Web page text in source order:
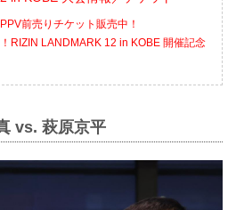
前売りチケット販売中！
RIZIN LANDMARK 12 in KOBE 開催記念
vs. 萩原京平